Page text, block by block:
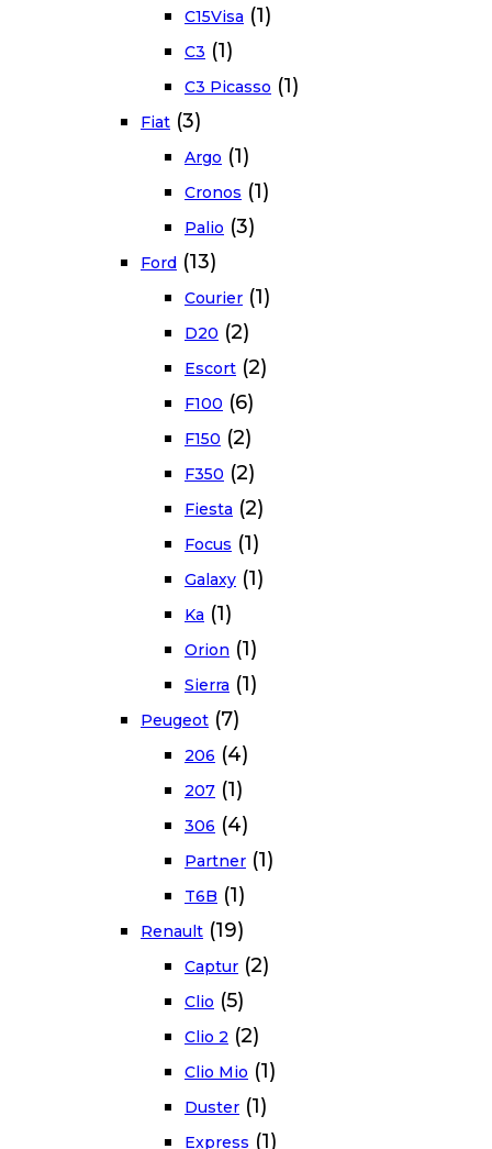
C15Visa (1)
C3 (1)
C3 Picasso (1)
Fiat (3)
Argo (1)
Cronos (1)
Palio (3)
Ford (13)
Courier (1)
D20 (2)
Escort (2)
F100 (6)
F150 (2)
F350 (2)
Fiesta (2)
Focus (1)
Galaxy (1)
Ka (1)
Orion (1)
Sierra (1)
Peugeot (7)
206 (4)
207 (1)
306 (4)
Partner (1)
T6B (1)
Renault (19)
Captur (2)
Clio (5)
Clio 2 (2)
Clio Mio (1)
Duster (1)
Express (1)